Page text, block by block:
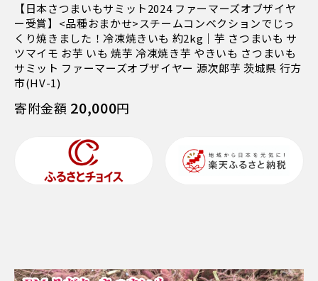
【日本さつまいもサミット2024 ファーマーズオブザイヤ
ー受賞】<品種おまかせ>スチームコンベクションでじっ
くり焼きました！冷凍焼きいも 約2kg｜芋 さつまいも サ
ツマイモ お芋 いも 焼芋 冷凍焼き芋 やきいも さつまいも
サミット ファーマーズオブザイヤー 源次郎芋 茨城県 行方
市(HV-1)
寄附金額 20,000円